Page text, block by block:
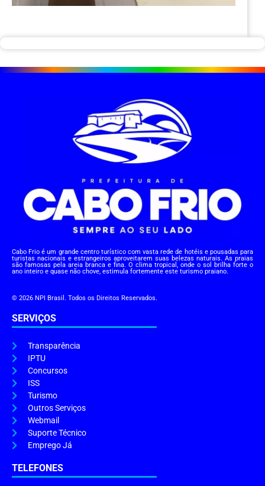
Cabo Frio é um grande centro turístico com vasta rede de hotéis e pousadas para
turistas nacionais e estrangeiros aproveitarem suas belezas naturais. As praias
são famosas pela areia branca e fina. O clima tropical, onde o sol brilha forte o
ano inteiro e quase não chove, estimula fortemente este turismo praiano.
© 2026 NPI Brasil. Todos os Direitos Reservados.
SERVIÇOS
Transparência
IPTU
Concursos
ISS
Turismo
Outros Serviços
Webmail
Suporte Técnico
Emprego Já
TELEFONES